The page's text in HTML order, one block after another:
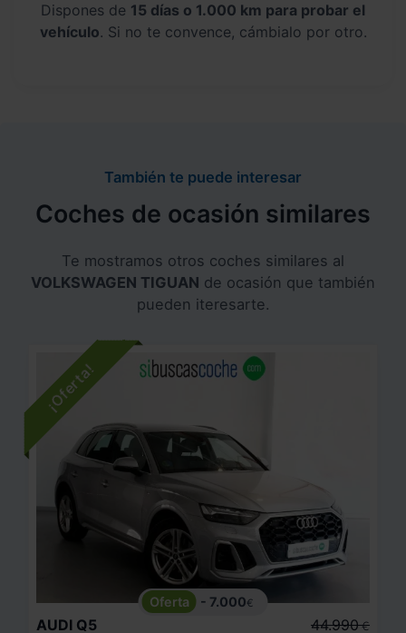
Dispones de 15 días o 1.000 km para probar el
vehículo. Si no te convence, cámbialo por otro.
También te puede interesar
Coches de ocasión similares
Te mostramos otros coches similares al
VOLKSWAGEN TIGUAN de ocasión que también
pueden iteresarte.
- 7.000€
AUDI Q5
44.990 €